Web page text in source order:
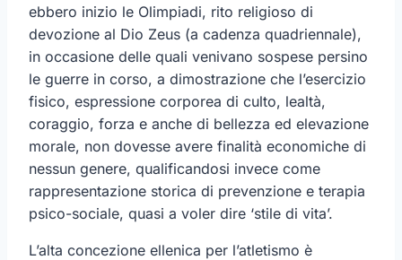
ebbero inizio le Olimpiadi, rito religioso di
devozione al Dio Zeus (a cadenza quadriennale),
in occasione delle quali venivano sospese persino
le guerre in corso, a dimostrazione che l’esercizio
fisico, espressione corporea di culto, lealtà,
coraggio, forza e anche di bellezza ed elevazione
morale, non dovesse avere finalità economiche di
nessun genere, qualificandosi invece come
rappresentazione storica di prevenzione e terapia
psico-sociale, quasi a voler dire ‘stile di vita’.
L’alta concezione ellenica per l’atletismo è